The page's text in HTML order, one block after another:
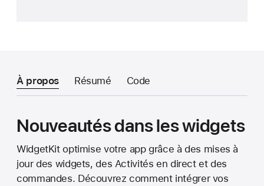
À propos Résumé Code
Nouveautés dans les widgets
WidgetKit optimise votre app grâce à des mises à
jour des widgets, des Activités en direct et des
commandes. Découvrez comment intégrer vos